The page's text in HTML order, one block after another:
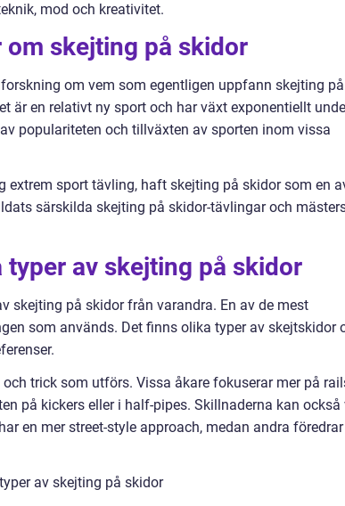
mod och kreativitet.
skejting på skidor
om vem som egentligen uppfann skejting
är en relativt ny sport och har växt exponentiellt
populariteten och tillväxten av sporten inom vissa
extrem sport tävling, haft skejting på skidor som en
särskilda skejting på skidor-tävlingar och
av skejting på skidor
skejting på skidor från varandra. En av de mest
som används. Det finns olika typer av skejtskidor
trick som utförs. Vissa åkare fokuserar mer på
på kickers eller i half-pipes. Skillnaderna kan också
en mer street-style approach, medan andra
av skejting på skidor